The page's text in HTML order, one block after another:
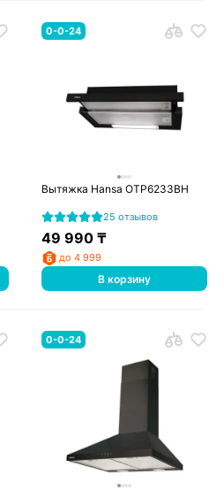
0-0-24
Вытяжка Hansa OTP6233BH
25 отзывов
49 990 ₸
до 4 999
В корзину
0-0-24